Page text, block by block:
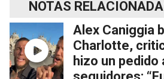
NOTAS
Alex Caniggia
Charlotte,
hizo un